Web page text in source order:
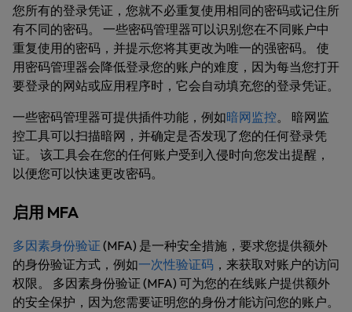
您所有的登录凭证，您就不必重复使用相同的密码或记住所
有不同的密码。 一些密码管理器可以识别您在不同账户中
重复使用的密码，并提示您将其更改为唯一的强密码。 使
用密码管理器会降低登录您的账户的难度，因为每当您打开
要登录的网站或应用程序时，它会自动填充您的登录凭证。
一些密码管理器可提供插件功能，例如暗网监控。 暗网监
控工具可以扫描暗网，并确定是否发现了您的任何登录凭
证。 该工具会在您的任何账户受到入侵时向您发出提醒，
以便您可以快速更改密码。
启用 MFA
多因素身份验证 (MFA) 是一种安全措施，要求您提供额外
的身份验证方式，例如一次性验证码 ，来获取对账户的访问
权限。 多因素身份验证 (MFA) 可为您的在线账户提供额外
的安全保护，因为您需要证明您的身份才能访问您的账户。